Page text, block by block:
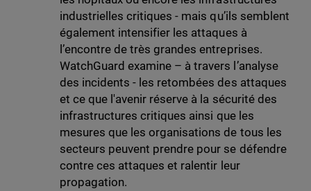
industrielles critiques - mais qu’ils semblent
également intensifier les attaques à
l’encontre de très grandes entreprises.
WatchGuard examine – à travers l’analyse
des incidents - les retombées des attaques
et ce que l'avenir réserve à la sécurité des
infrastructures critiques ainsi que les
mesures que les organisations de tous les
secteurs peuvent prendre pour se défendre
contre ces attaques et ralentir leur
propagation.